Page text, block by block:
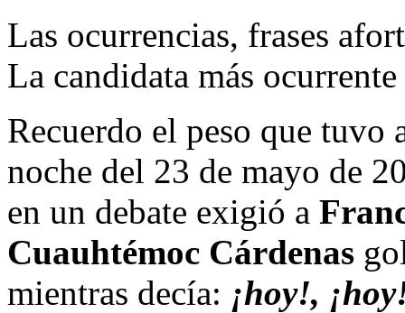
Las ocurrencias, frases
La candidata más
Recuerdo el peso que tuvo
noche del 23 de mayo de
en un debate exigió a
Cuauhtémoc Cárdenas
mientras decía: ¡hoy!,